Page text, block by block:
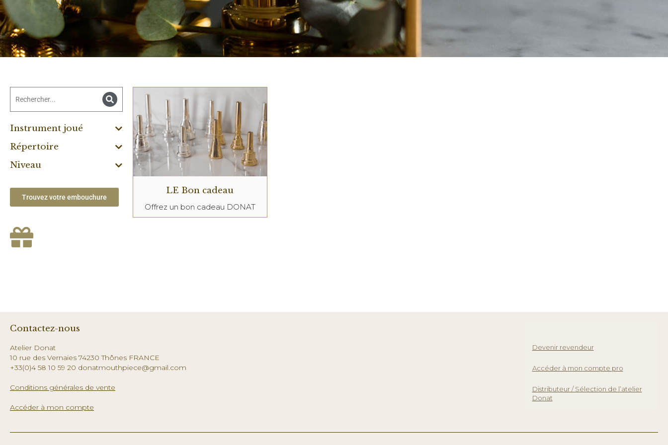
Instrument joué
Répertoire
Niveau
Trouvez votre embouchure
LE Bon cadeau
Offrez un bon cadeau DONAT
Contactez-nous
Atelier Donat
10 rue des Vernaies 74230 Thônes FRANCE
+33(0)4 58 10 59 20 donatmouthpiece@gmail.com
Conditions générales de vente
Accéder à mon compte
Devenir revendeur
Accéder à mon compte pro
Distributeur / Sélection de l’atelier
Donat